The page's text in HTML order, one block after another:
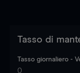
Tasso di
Tasso giornaliero -
0